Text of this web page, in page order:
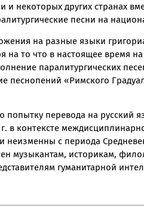
некоторых других странах
песни на
на разные языки
на то что в настоящее время
паралитургических
песнопений «Римского
попытку перевода на русский
в контексте
неизменны с периода
музыкантам, историкам,
гуманитарной